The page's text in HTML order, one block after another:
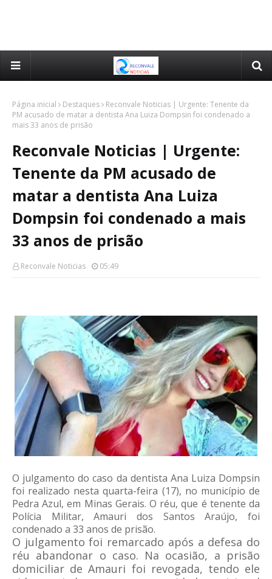
Página inicial Destaques
Reconvale Noticias | Urgente: Tenente da
PM acusado de matar a dentista Ana Luiza Dompsin foi condenado a
mais 33 anos de prisão
Reconvale Noticias | Urgente:
Tenente da PM acusado de
matar a dentista Ana Luiza
Dompsin foi condenado a mais
33 anos de prisão
Reconvale Noticias 05:49
O julgamento do caso da dentista Ana Luiza Dompsin
foi realizado nesta quarta-feira (17), no município de
Pedra Azul, em Minas Gerais. O réu, que é tenente da
Polícia Militar, Amauri dos Santos Araújo, foi
condenado a 33 anos de prisão.
O julgamento foi remarcado após a defesa do
réu abandonar o caso. Na ocasião, a prisão
domiciliar de Amauri foi revogada, tendo ele